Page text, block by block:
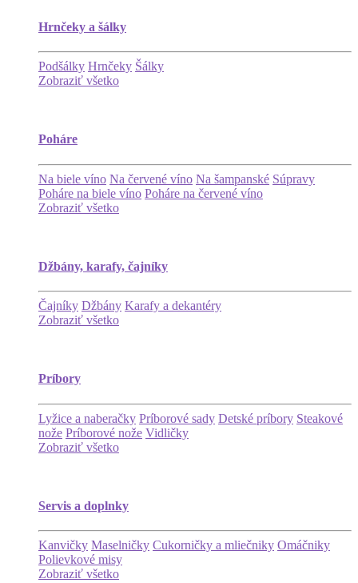
Hrnčeky a šálky
Podšálky Hrnčeky Šálky
Zobraziť všetko
Poháre
Na biele víno Na červené víno Na šampanské Súpravy
Poháre na biele víno Poháre na červené víno
Zobraziť všetko
Džbány, karafy, čajníky
Čajníky Džbány Karafy a dekantéry
Zobraziť všetko
Príbory
Lyžice a naberačky Príborové sady Detské príbory Steakové
nože Príborové nože Vidličky
Zobraziť všetko
Servis a doplnky
Kanvičky Maselničky Cukorničky a mliečniky Omáčniky
Polievkové misy
Zobraziť všetko